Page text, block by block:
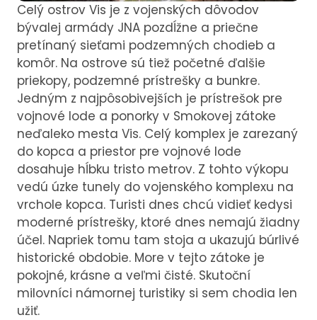
Celý ostrov Vis je z vojenských dôvodov
bývalej armády JNA pozdĺžne a priečne
pretínaný sieťami podzemných chodieb a
komôr. Na ostrove sú tiež početné ďalšie
priekopy, podzemné prístrešky a bunkre.
Jedným z najpôsobivejších je prístrešok pre
vojnové lode a ponorky v Smokovej zátoke
neďaleko mesta Vis. Celý komplex je zarezaný
do kopca a priestor pre vojnové lode
dosahuje hĺbku tristo metrov. Z tohto výkopu
vedú úzke tunely do vojenského komplexu na
vrchole kopca. Turisti dnes chcú vidieť kedysi
moderné prístrešky, ktoré dnes nemajú žiadny
účel. Napriek tomu tam stoja a ukazujú búrlivé
historické obdobie. More v tejto zátoke je
pokojné, krásne a veľmi čisté. Skutoční
milovníci námornej turistiky si sem chodia len
užiť.